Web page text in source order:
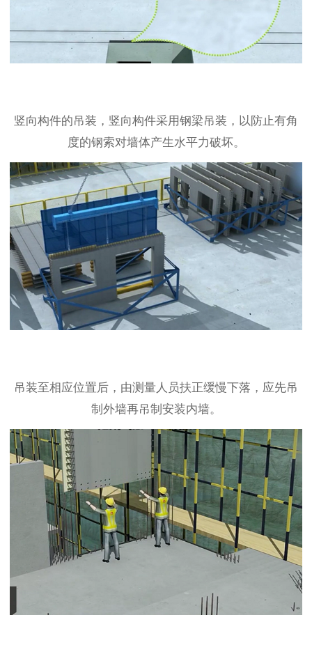
竖向构件的吊装，竖向构件采用钢梁吊装，以防止有角
度的钢索对墙体产生水平力破坏。
吊装至相应位置后，由测量人员扶正缓慢下落，应先吊
制外墙再吊制安装内墙。